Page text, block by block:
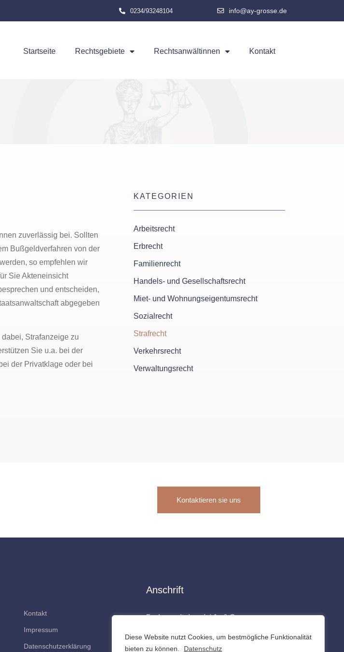
Diese Website nutzt Cookies, um bestmögliche Funktionalität
bieten zu können.
Datenschutz
0234/93248104 info@ay-grosse.de
Startseite Rechtsgebiete Rechtsanwältinnen Kontakt
zuverlässig bei. Sollten
Bußgeldverfahren von der
so empfehlen wir
Sie Akteneinsicht
und entscheiden,
abgegeben
Strafanzeige zu
Sie u.a. bei der
der Privatklage oder bei
KATEGORIEN
Arbeitsrecht
Erbrecht
Familienrecht
Handels- und Gesellschaftsrecht
Miet- und Wohnungseigentumsrecht
Sozialrecht
Strafrecht
Verkehrsrecht
Verwaltungsrecht
Kontaktieren sie uns
Anschrift
Kontakt
Impressum
Datenschutzerklärung
Fachanwaltskanzlei Ay & Grosse